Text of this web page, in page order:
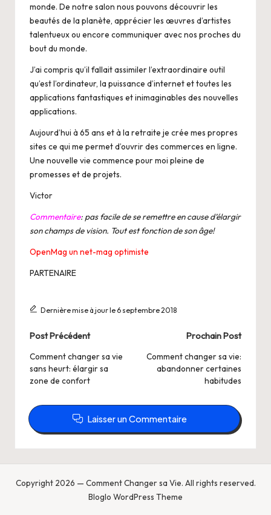
monde. De notre salon nous pouvons découvrir les
beautés de la planète, apprécier les œuvres d’artistes
talentueux ou encore communiquer avec nos proches du
bout du monde.
J’ai compris qu’il fallait assimiler l’extraordinaire outil
qu’est l’ordinateur, la puissance d’internet et toutes les
applications fantastiques et inimaginables des nouvelles
applications.
Aujourd’hui à 65 ans et à la retraite je crée mes propres
sites ce qui me permet d’ouvrir des commerces en ligne.
Une nouvelle vie commence pour moi pleine de
promesses et de projets.
Victor
Commentaire: pas facile de se remettre en cause d’élargir
son champs de vision. Tout est fonction de son âge!
OpenMag un net-mag optimiste
PARTENAIRE
Dernière mise à jour le 6 septembre 2018
Post
navigation
Post Précédent
Comment changer sa vie
sans heurt: élargir sa
zone de confort
Prochain Post
Comment changer sa vie:
abandonner certaines
habitudes
Laisser un Commentaire
Copyright 2026 — Comment Changer sa Vie. All rights reserved.
Bloglo WordPress Theme